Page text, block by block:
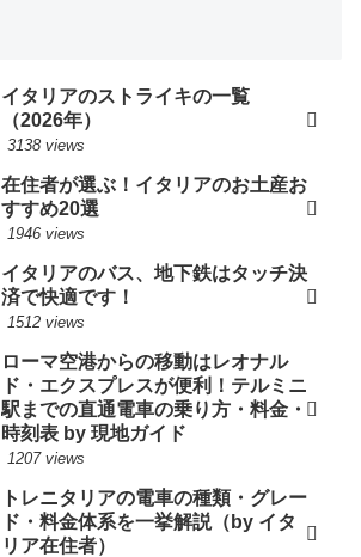
イタリアのストライキの一覧
（2026年）
3138 views
在住者が選ぶ！イタリアのお土産お
すすめ20選
1946 views
イタリアのバス、地下鉄はタッチ決
済で快適です！
1512 views
ローマ空港からの移動はレオナル
ド・エクスプレスが便利！テルミニ
駅までの直通電車の乗り方・料金・
時刻表 by 現地ガイド
1207 views
トレニタリアの電車の種類・グレー
ド・料金体系を一挙解説（by イタ
リア在住者）